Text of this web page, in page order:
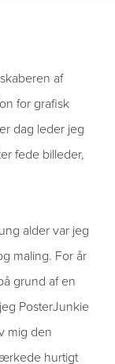
af
for grafisk
dag leder jeg
fede billeder,
alder var jeg
maling. For år
grund af en
PosterJunkie
mig den
hurtigt